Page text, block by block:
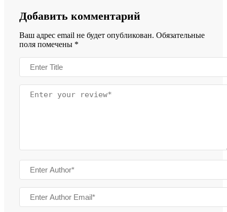
Добавить комментарий
Ваш адрес email не будет опубликован. Обязательные
поля помечены *